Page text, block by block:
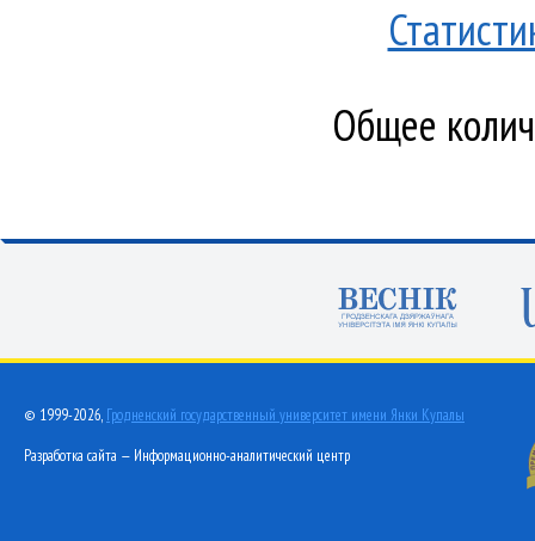
Общее
© 1999-2026, Гродненский государственный университет имени Янки Купалы
Разработка сайта — Информационно-аналитический центр